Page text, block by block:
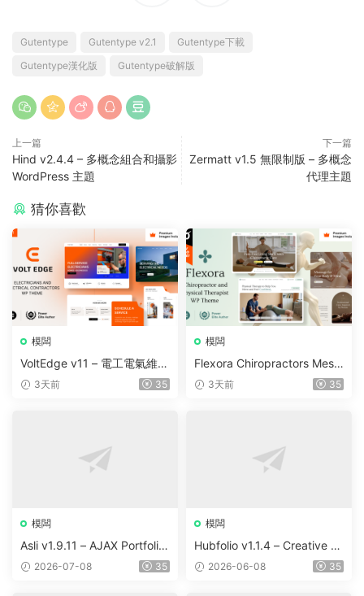
Gutentype Gutentype v2.1
Gutentype下載
Gutentype漢化版
Gutentype破解版
上一篇
Hind v2.4.4 – 多概念組合和攝影
WordPress 主題
下一篇
Zermatt v1.5 無限制版 – 多概念
代理主題
猜你喜歡
模闆
VoltEdge v11 – 電工電氣維修
WordPress 主題
3天前 35
模闆
Flexora Chiropractors Mess
age and Physical Therapist
3天前 35
模闆
Asli v1.9.11 – AJAX Portfolio
Elementor WordPress Them
2026-07-08 35
模闆
Hubfolio v1.1.4 – Creative P
ortfolio & Digital Agency Wo
2026-06-08 35